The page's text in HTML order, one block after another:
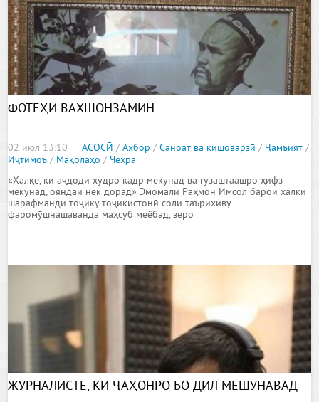
ФОТЕҲИ ВАХШОНЗАМИН
02 июл 13:10 АСОСӢ /Ахбор /Саноат ва кишоварзӣ / Ҷамъият /
Иҷтимоъ / Мақолаҳо / Чеҳра
«Халқе, ки аҷдоди худро қадр мекунад ва гузаштаашро ҳифз
мекунад, ояндаи нек дорад» Эмомалӣ Раҳмон Имсол барои халқи
шарафманди тоҷику тоҷикистонӣ соли таърихиву
фаромӯшнашаванда маҳсуб меёбад, зеро
ЖУРНАЛИСТЕ, КИ ҶАҲОНРО БО ДИЛ МЕШУНАВАД